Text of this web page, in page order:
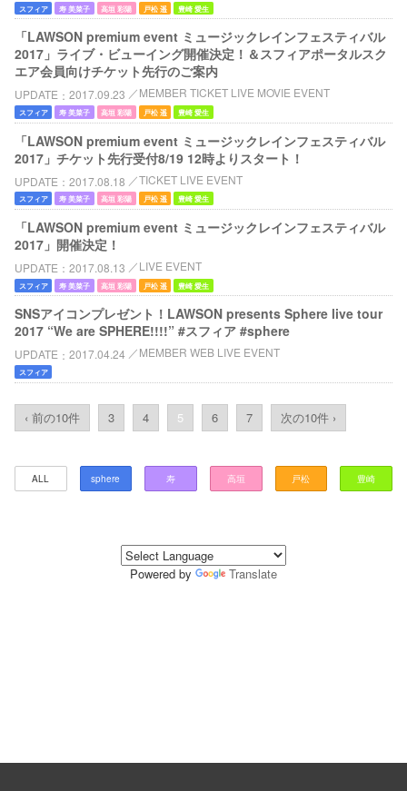
スフィア 寿 美菜子 高垣 彩陽 戸松 遥 豊崎 愛生
「LAWSON premium event ミュージックレインフェスティバル
2017」ライブ・ビューイング開催決定！＆スフィアポータルスク
エア会員向けチケット先行のご案内
UPDATE 2017.09.23 MEMBER TICKET LIVE MOVIE EVENT
スフィア 寿 美菜子 高垣 彩陽 戸松 遥 豊崎 愛生
「LAWSON premium event ミュージックレインフェスティバル
2017」チケット先行受付8/19 12時よりスタート！
UPDATE 2017.08.18 TICKET LIVE EVENT
スフィア 寿 美菜子 高垣 彩陽 戸松 遥 豊崎 愛生
「LAWSON premium event ミュージックレインフェスティバル
2017」開催決定！
UPDATE 2017.08.13 LIVE EVENT
スフィア 寿 美菜子 高垣 彩陽 戸松 遥 豊崎 愛生
SNSアイコンプレゼント！LAWSON presents Sphere live tour
2017 “We are SPHERE!!!!” #スフィア #sphere
UPDATE 2017.04.24 MEMBER WEB LIVE EVENT
スフィア
‹ 前の10件 3 4 5 6 7 次の10件 ›
ALL sphere 寿 高垣 戸松 豊崎
Powered by Translate